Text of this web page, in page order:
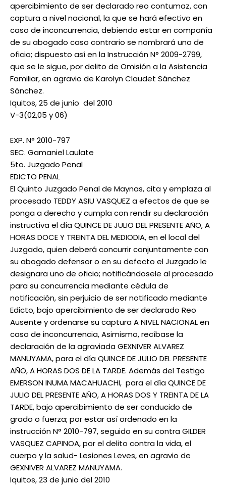
apercibimiento de ser declarado reo contumaz, con
captura a nivel nacional, la que se hará efectivo en
caso de inconcurrencia, debiendo estar en compañía
de su abogado caso contrario se nombrará uno de
oficio; dispuesto así en la Instrucción N° 2009-2799,
que se le sigue, por delito de Omisión a la Asistencia
Familiar, en agravio de Karolyn Claudet Sánchez
Sánchez.
Iquitos, 25 de junio del 2010
V-3(02,05 y 06)
EXP. N° 2010-797
SEC. Gamaniel Laulate
5to. Juzgado Penal
EDICTO PENAL
El Quinto Juzgado Penal de Maynas, cita y emplaza al
procesado TEDDY ASIU VASQUEZ a efectos de que se
ponga a derecho y cumpla con rendir su declaración
instructiva el día QUINCE DE JULIO DEL PRESENTE AÑO, A
HORAS DOCE Y TREINTA DEL MEDIODIA, en el local del
Juzgado, quien deberá concurrir conjuntamente con
su abogado defensor o en su defecto el Juzgado le
designara uno de oficio; notificándosele al procesado
para su concurrencia mediante cédula de
notificación, sin perjuicio de ser notificado mediante
Edicto, bajo apercibimiento de ser declarado Reo
Ausente y ordenarse su captura A NIVEL NACIONAL en
caso de inconcurrencia, Asimismo, recíbase la
declaración de la agraviada GEXNIVER ALVAREZ
MANUYAMA, para el día QUINCE DE JULIO DEL PRESENTE
AÑO, A HORAS DOS DE LA TARDE. Además del Testigo
EMERSON INUMA MACAHUACHI, para el día QUINCE DE
JULIO DEL PRESENTE AÑO, A HORAS DOS Y TREINTA DE LA
TARDE, bajo apercibimiento de ser conducido de
grado o fuerza; por estar así ordenado en la
instrucción N° 2010-797, seguido en su contra GILDER
VASQUEZ CAPINOA, por el delito contra la vida, el
cuerpo y la salud- Lesiones Leves, en agravio de
GEXNIVER ALVAREZ MANUYAMA.
Iquitos, 23 de junio del 2010